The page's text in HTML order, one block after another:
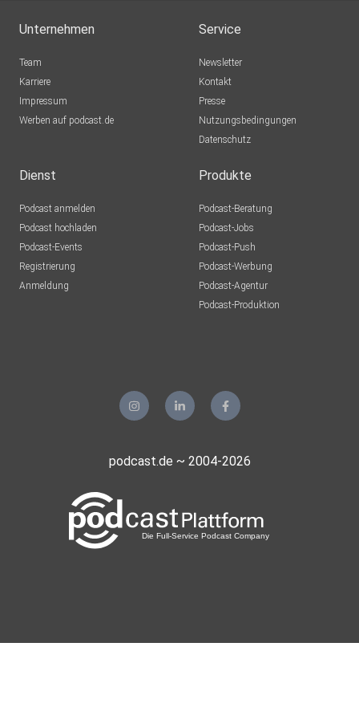
Unternehmen
Team
Karriere
Impressum
Werben auf podcast.de
Service
Newsletter
Kontakt
Presse
Nutzungsbedingungen
Datenschutz
Dienst
Podcast anmelden
Podcast hochladen
Podcast-Events
Registrierung
Anmeldung
Produkte
Podcast-Beratung
Podcast-Jobs
Podcast-Push
Podcast-Werbung
Podcast-Agentur
Podcast-Produktion
podcast.de ~ 2004-2026